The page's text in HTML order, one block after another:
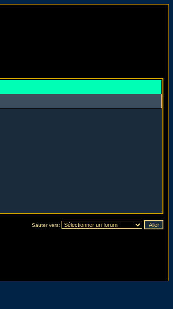
Sauter vers: